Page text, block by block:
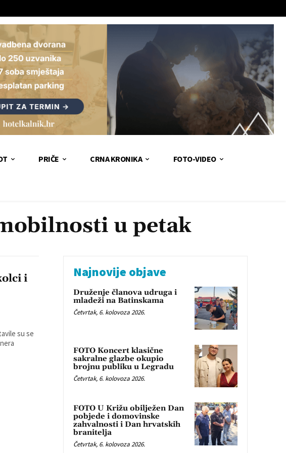
PRIČE CRNA KRONIKA FOTO-VIDEO
u petak
i
su se
Najnovije objave
Druženje članova udruga i
mladeži na Batinskama
Četvrtak, 6. kolovoza 2026.
FOTO Koncert klasične
sakralne glazbe okupio
brojnu publiku u Legradu
Četvrtak, 6. kolovoza 2026.
FOTO U Križu obilježen Dan
pobjede i domovinske
zahvalnosti i Dan hrvatskih
branitelja
Četvrtak, 6. kolovoza 2026.